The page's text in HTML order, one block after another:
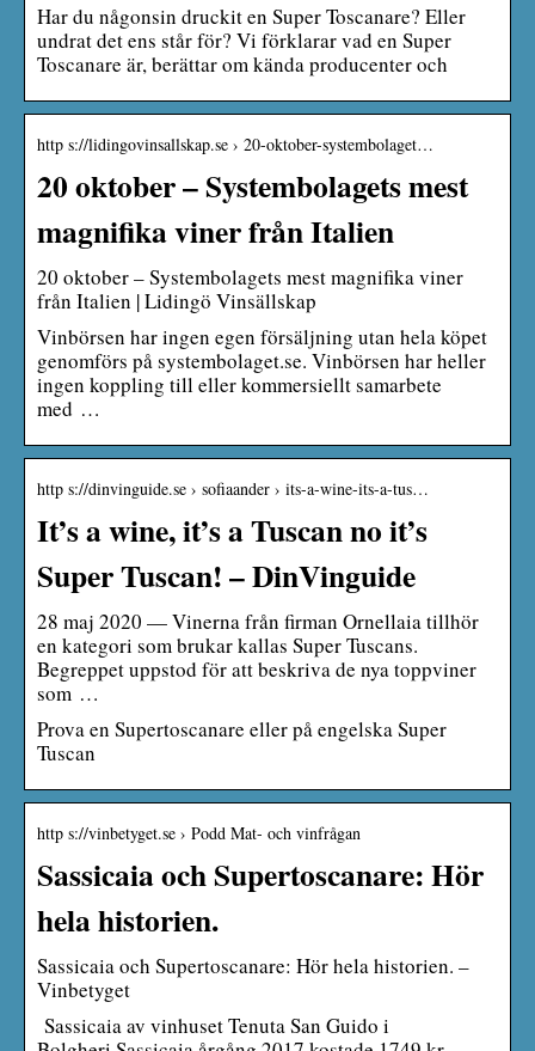
Har du någonsin druckit en Super Toscanare? Eller
undrat det ens står för? Vi förklarar vad en Super
Toscanare är, berättar om kända producenter och
http s://lidingovinsallskap.se › 20-oktober-systembolaget…
20 oktober – Systembolagets mest
magnifika viner från Italien
20 oktober – Systembolagets mest magnifika viner
från Italien | Lidingö Vinsällskap
Vinbörsen har ingen egen försäljning utan hela köpet
genomförs på systembolaget.se. Vinbörsen har heller
ingen koppling till eller kommersiellt samarbete
med …
http s://dinvinguide.se › sofiaander › its-a-wine-its-a-tus…
It’s a wine, it’s a Tuscan no it’s
Super Tuscan! – DinVinguide
28 maj 2020 — Vinerna från firman Ornellaia tillhör
en kategori som brukar kallas Super Tuscans.
Begreppet uppstod för att beskriva de nya toppviner
som …
Prova en Supertoscanare eller på engelska Super
Tuscan
http s://vinbetyget.se › Podd Mat- och vinfrågan
Sassicaia och Supertoscanare: Hör
hela historien.
Sassicaia och Supertoscanare: Hör hela historien. –
Vinbetyget
Sassicaia av vinhuset Tenuta San Guido i